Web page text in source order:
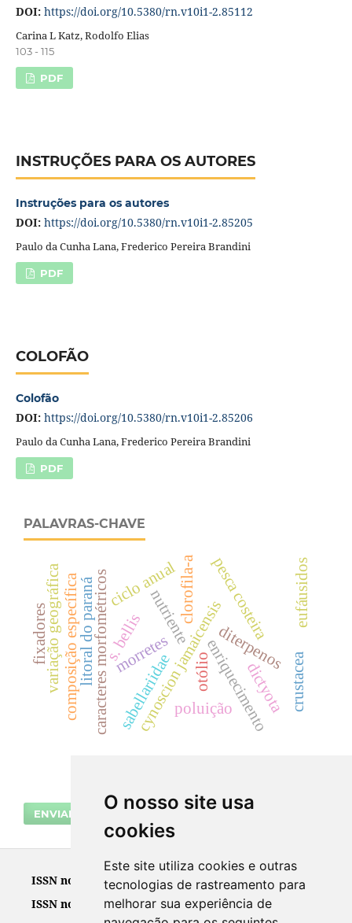
O nosso site usa
cookies
Este site utiliza cookies e outras
tecnologias de rastreamento para
melhorar sua experiência de
DOI: https://doi.org/10.5380/rn.v10i1-2.85112
Carina L Katz, Rodolfo Elias
103 - 115
PDF
INSTRUÇÕES PARA OS AUTORES
Instruções para os autores
DOI: https://doi.org/10.5380/rn.v10i1-2.85205
Paulo da Cunha Lana, Frederico Pereira Brandini
PDF
COLOFÃO
Colofão
DOI: https://doi.org/10.5380/rn.v10i1-2.85206
Paulo da Cunha Lana, Frederico Pereira Brandini
PDF
PALAVRAS-CHAVE
pesca costeira
morretes
cynoscion jamaicensis
caracteres morfométricos nutriente
enriquecimento
litoral do paraná
composição específica ciclo anual
otólio diterpenos
dictyota
s. bellis
poluição
clorofila-a
sabellariidae
variação geográfica
fixadores
crustacea
eufáusidos
ENVIAR SUBMISSÃO
ISSN no suporte impresso0102-6224
ISSN no suporte eletrônico 2965-6265